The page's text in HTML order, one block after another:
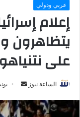
عربي ودولي
إعلام
يتظاهرون
على نتنياهو
الساعة نيوز
أرسل
إلكترونيا
يونيو